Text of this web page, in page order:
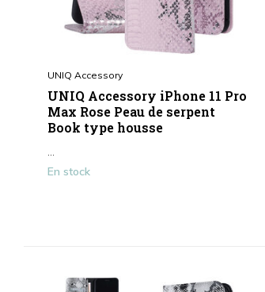
UNIQ Accessory
UNIQ Accessory iPhone 11 Pro
Max Rose Peau de serpent
Book type housse
En stock